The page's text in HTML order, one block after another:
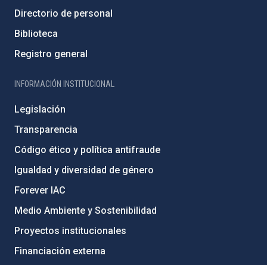
Directorio de personal
Biblioteca
Registro general
INFORMACIÓN INSTITUCIONAL
Legislación
Transparencia
Código ético y política antifraude
Igualdad y diversidad de género
Forever IAC
Medio Ambiente y Sostenibilidad
Proyectos institucionales
Financiación externa